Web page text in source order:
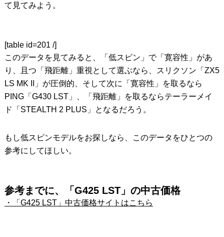
て見てみよう。
[table id=201 /]
このデータを見てみると、「低スピン」で「寛容性」があ
り、且つ「飛距離」重視として選ぶなら、スリクソン「ZX5
LS MK II」が圧倒的、そして次に「寛容性」を取るなら
PING「G430 LST」、「飛距離」を取るならテーラーメイ
ド「STEALTH 2 PLUS」となるだろう。
もし低スピンモデルをお探しなら、このデータをひとつの
参考にしてほしい。
参考までに、「G425 LST」の中古価格
・「G425 LST」中古価格サイトはこちら